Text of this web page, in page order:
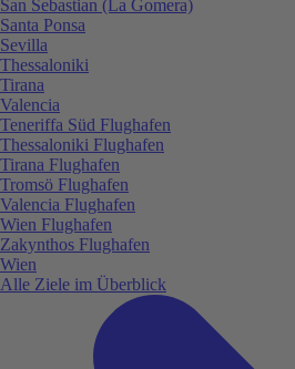
San Sebastian (La Gomera)
Santa Ponsa
Sevilla
Thessaloniki
Tirana
Valencia
Teneriffa Süd Flughafen
Thessaloniki Flughafen
Tirana Flughafen
Tromsö Flughafen
Valencia Flughafen
Wien Flughafen
Zakynthos Flughafen
Wien
Alle Ziele im Überblick